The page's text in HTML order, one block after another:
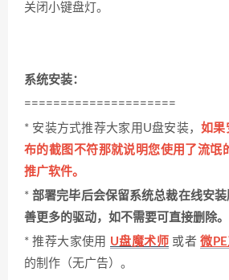
关闭小键盘灯。
系统安装：
=====================
* 安装方式推荐大家用U盘安装，如果
布的截图不符那就说明您使用了流氓
推广软件。
*部署完毕后会保留系统总裁在线安
善更多的驱动，如不需要可直接删除。
* 推荐大家使用 U盘魔术师 或者微
的制作（无广告）。